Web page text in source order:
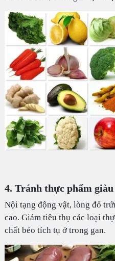
4. Tránh thực phẩm
Nội tạng động vật, lòng đỏ
cao. Giảm tiêu thụ các loại
chất béo tích tụ ở trong gan.